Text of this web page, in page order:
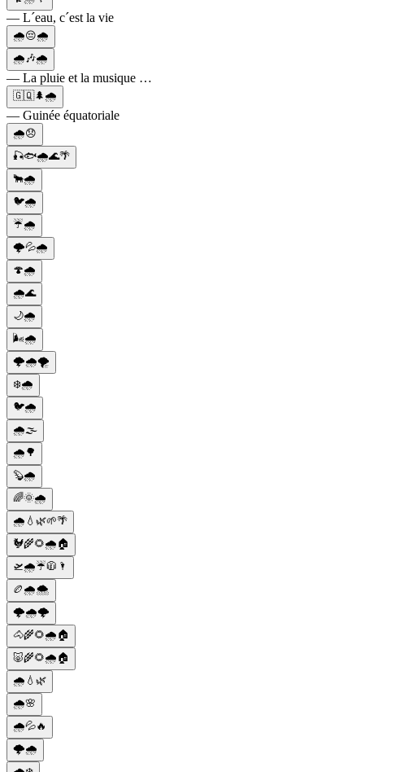
— L´eau, c´est la vie
🌧️😔🌧️
🌧️🎶🌧️
— La pluie et la musique …
🇬🇶🌲🌧️
— Guinée équatoriale
🌧️😞
🎣🐟🌧️🌊🌴
🐂🌧️
🐦🌧️
☔️🌧️
🌩️💦🌧️
🍄🌧️
🌧️🌊
🌙🌧️
🌬️🌧️
🌩️🌧️🌪️
❄️🌧️
🐦🌧️
🌧️🌫️
🌧️🌳
🦫🌧️
🌈🌞🌧️
🌧️💧🌿🌱🌴
🐓🌾🌻🌧️🏠
🛫🌧️☔🧥🌂
🏉🌧️🌨️
🌩️🌧️🌩️
🐴🌾🌻🌧️🏠
🐷🌾🌻🌧️🏠
🌧️💧🌿
🌧️🌸
🌧️💦🔥
🌩️🌧️